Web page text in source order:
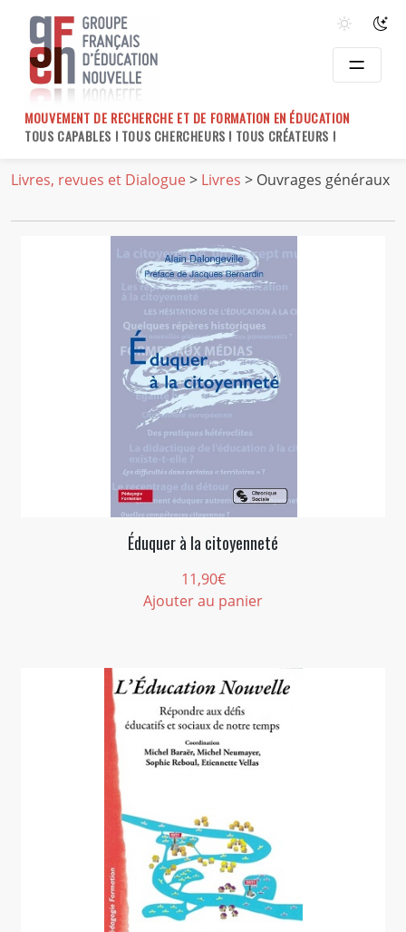
content
MOUVEMENT DE RECHERCHE ET DE FORMATION EN ÉDUCATION
TOUS CAPABLES ! TOUS CHERCHEURS ! TOUS CRÉATEURS !
Livres, revues et Dialogue > Livres > Ouvrages généraux
Éduquer à la citoyenneté
11,90€
Ajouter au panier